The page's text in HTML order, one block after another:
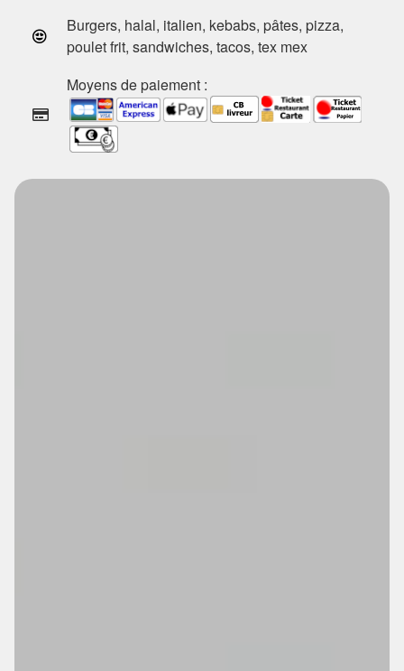
Burgers, halal, italien, kebabs, pâtes, pizza,
poulet frit, sandwiches, tacos, tex mex
Moyens de paiement :